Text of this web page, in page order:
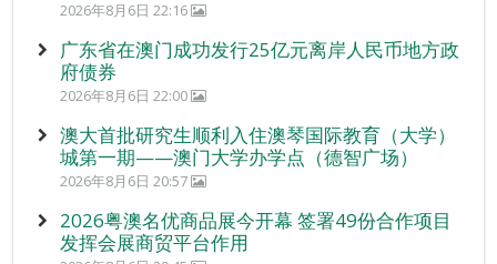
2026年8月6日 22:16
广东省在澳门成功发行25亿元离岸人民币地方政
府债券
2026年8月6日 22:00
澳大首批研究生顺利入住澳琴国际教育（大学）
城第一期——澳门大学办学点（德智广场）
2026年8月6日 20:57
2026粤澳名优商品展今开幕 签署49份合作项目
发挥会展商贸平台作用